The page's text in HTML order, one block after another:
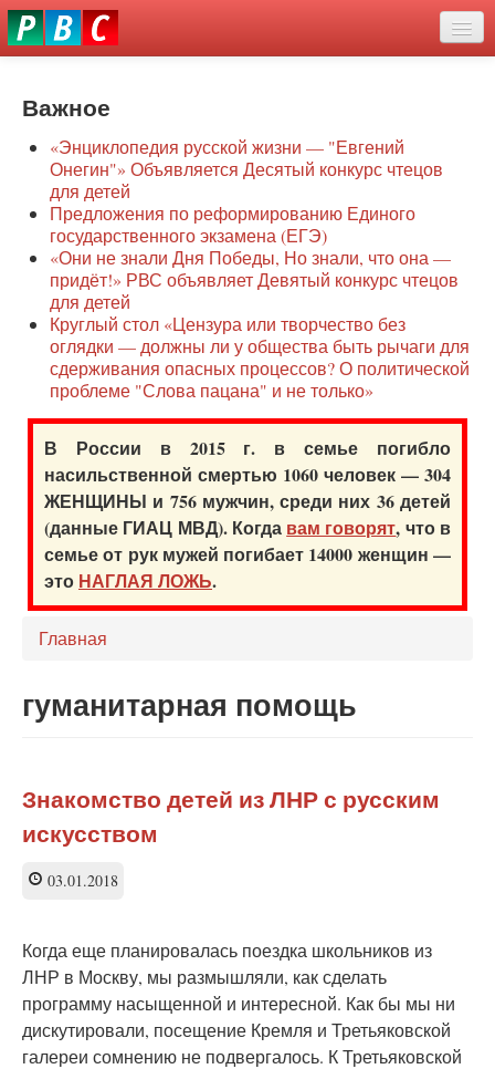
Перейти
к
О нас
Защита семей
Образование
Наше сопротивление
Регионы
Видео
Важное
«Энциклопедия русской жизни — "Евгений
Онегин"» Объявляется Десятый конкурс чтецов
для детей
Предложения по реформированию Единого
государственного экзамена (ЕГЭ)
«Они не знали Дня Победы, Но знали, что она —
придёт!» РВС объявляет Девятый конкурс чтецов
для детей
Круглый стол «Цензура или творчество без
оглядки — должны ли у общества быть рычаги для
сдерживания опасных процессов? О политической
проблеме "Слова пацана" и не только»
В России в 2015 г. в семье погибло
насильственной смертью 1060 человек — 304
ЖЕНЩИНЫ и 756 мужчин, среди них 36 детей
(данные ГИАЦ МВД). Когда вам говорят, что в
семье от рук мужей погибает 14000 женщин —
это НАГЛАЯ ЛОЖЬ.
Главная
гуманитарная помощь
Знакомство детей из ЛНР с русским
искусством
03.01.2018
Когда еще планировалась поездка школьников из
ЛНР в Москву, мы размышляли, как сделать
программу насыщенной и интересной. Как бы мы ни
дискутировали, посещение Кремля и Третьяковской
галереи сомнению не подвергалось. К Третьяковской